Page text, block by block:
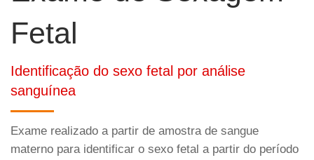
Fetal
Identificação do sexo fetal por análise
sanguínea
Exame realizado a partir de amostra de sangue
materno para identificar o sexo fetal a partir do período